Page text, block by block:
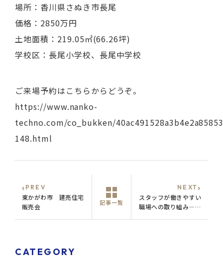
場所：香川県さぬき市長尾
価格：2850万円
土地面積：219.05㎡(66.26坪)
学校区：長尾小学校、長尾中学校
ご来場予約はこちらからどうぞ。
https://www.nanko-
techno.com/co_bukken/
148.html
‹ PREV
東かがわ市 建売住宅
販売会
記事一覧
NEXT›
スタッフが働きやすい
職場への取り組み―ワ
CATEGORY